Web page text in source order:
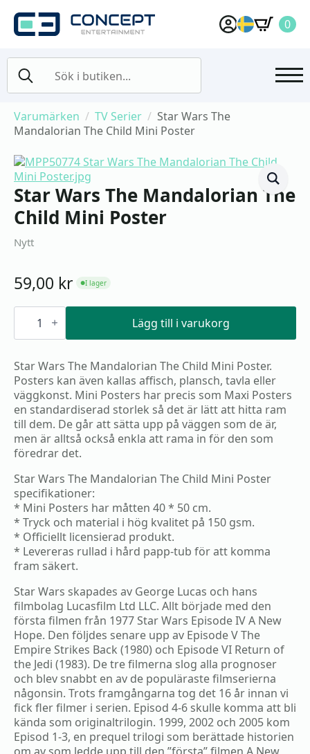
0
for:
Varumärken TV Serier
Star Wars The
Mandalorian The Child Mini Poster
Star Wars The Mandalorian The
Child Mini Poster
Nytt
59,00 kr ●I lager
Star
Wars
Mandalorian
Child
Mini
Poster
mängd
Lägg till i varukorg
Star Wars The Mandalorian The Child Mini Poster.
Posters kan även kallas affisch, plansch, tavla eller
väggkonst. Mini Posters har precis som Maxi Posters
en standardiserad storlek så det är lätt att hitta ram
till dem. De går att sätta upp på väggen som de är,
men är alltså också enkla att rama in för den som
föredrar det.
Star Wars The Mandalorian The Child Mini Poster
specifikationer:
* Mini Posters har måtten 40 * 50 cm.
* Tryck och material i hög kvalitet på 150 gsm.
* Officiellt licensierad produkt.
* Levereras rullad i hård papp-tub för att komma
fram säkert.
Star Wars skapades av George Lucas och hans
filmbolag Lucasfilm Ltd LLC. Allt började med den
första filmen från 1977 Star Wars Episode IV A New
Hope. Den följdes senare upp av Episode V The
Empire Strikes Back (1980) och Episode VI Return of
the Jedi (1983). De tre filmerna slog alla prognoser
och blev snabbt en av de populäraste filmserierna
någonsin. Trots framgångarna tog det 16 år innan vi
fick fler filmer i serien. Episod 4-6 skulle komma att bli
kända som originaltrilogin. 1999, 2002 och 2005 kom
Episod 1-3, en prequel trilogi som berättade historien